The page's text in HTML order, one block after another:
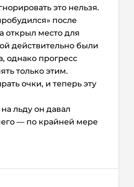
это нельзя.
после
открыл место для
действительно были
однако прогресс
только этим.
очки, и теперь эту
льду он давал
— по крайней мере